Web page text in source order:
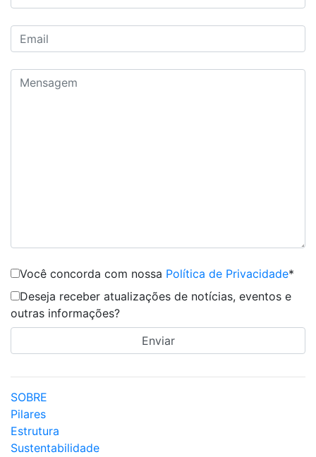
Você concorda com nossa Política de Privacidade*
Deseja receber atualizações de notícias, eventos e
outras informações?
SOBRE
Pilares
Estrutura
Sustentabilidade